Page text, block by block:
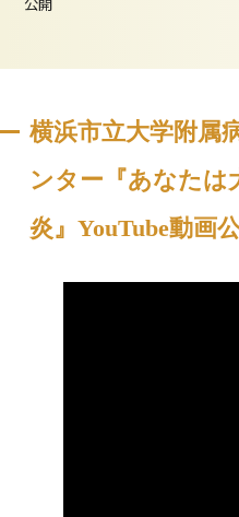
横浜市立大学附属
ンター『あなたは
炎』YouTube動画